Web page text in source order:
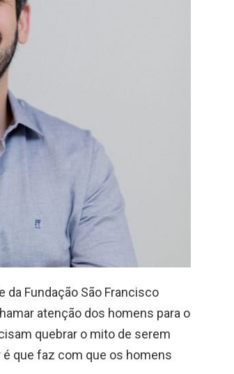
Fundação São Francisco
atenção dos homens para o
quebrar o mito de serem
que faz com que os homens